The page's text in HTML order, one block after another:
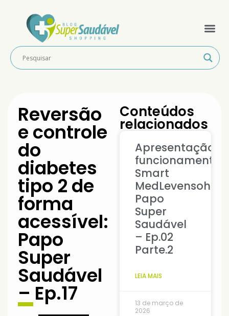
Reversão
e controle
do
diabetes
tipo 2 de
forma
acessível:
Papo
Super
Saudável
– Ep.17
Conteúdos
relacionados
Apresentação
funcionamento
Smart
MedLevensohn:
Papo
Super
Saudável
– Ep.02
Parte.2
LEIA MAIS
13 de março de
2026